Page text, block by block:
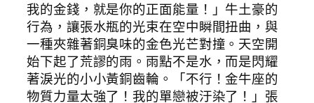
我的金錢，就是你的正面能量！」牛土豪的
行為，讓張水瓶的光束在空中瞬間扭曲，與
一種夾雜著銅臭味的金色光芒對撞。天空開
始下起了荒謬的雨。雨點不是水，而是閃耀
著淚光的小小黃銅齒輪。「不行！金牛座的
物質力量太強了！我的單戀被汙染了！」張